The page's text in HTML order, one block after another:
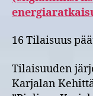
16 Tilaisuus
Tilaisuuden
Karjalan